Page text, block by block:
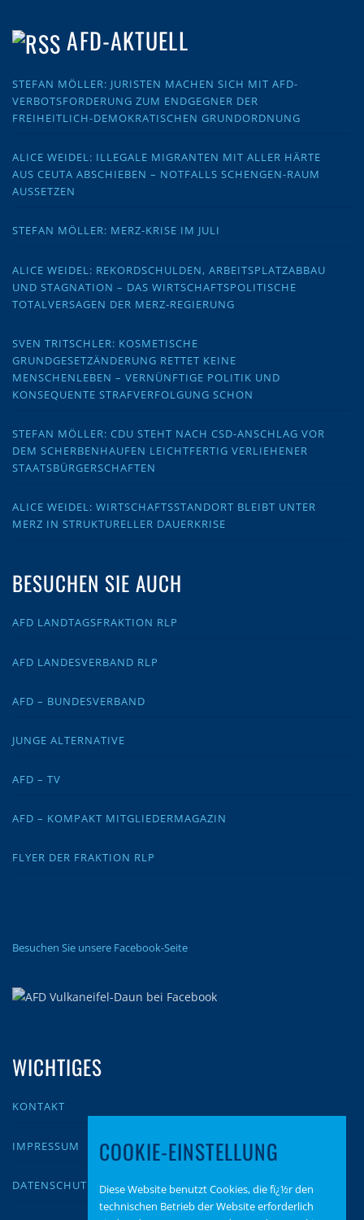
AFD-AKTUELL
STEFAN MÖLLER: JURISTEN MACHEN SICH MIT AFD-
VERBOTSFORDERUNG ZUM ENDGEGNER DER
FREIHEITLICH-DEMOKRATISCHEN GRUNDORDNUNG
ALICE WEIDEL: ILLEGALE MIGRANTEN MIT ALLER HÄRTE
AUS CEUTA ABSCHIEBEN – NOTFALLS SCHENGEN-RAUM
AUSSETZEN
STEFAN MÖLLER: MERZ-KRISE IM JULI
ALICE WEIDEL: REKORDSCHULDEN, ARBEITSPLATZABBAU
UND STAGNATION – DAS WIRTSCHAFTSPOLITISCHE
TOTALVERSAGEN DER MERZ-REGIERUNG
SVEN TRITSCHLER: KOSMETISCHE
GRUNDGESETZÄNDERUNG RETTET KEINE
MENSCHENLEBEN – VERNÜNFTIGE POLITIK UND
KONSEQUENTE STRAFVERFOLGUNG SCHON
STEFAN MÖLLER: CDU STEHT NACH CSD-ANSCHLAG VOR
DEM SCHERBENHAUFEN LEICHTFERTIG VERLIEHENER
STAATSBÜRGERSCHAFTEN
ALICE WEIDEL: WIRTSCHAFTSSTANDORT BLEIBT UNTER
MERZ IN STRUKTURELLER DAUERKRISE
BESUCHEN SIE AUCH
AFD LANDTAGSFRAKTION RLP
AFD LANDESVERBAND RLP
AFD – BUNDESVERBAND
JUNGE ALTERNATIVE
AFD – TV
AFD – KOMPAKT MITGLIEDERMAGAZIN
FLYER DER FRAKTION RLP
Besuchen Sie unsere Facebook-Seite
WICHTIGES
KONTAKT
IMPRESSUM
DATENSCHUTZ
COOKIE-EINSTELLUNG
Diese Website benutzt Cookies, die fï¿½r den
technischen Betrieb der Website erforderlich